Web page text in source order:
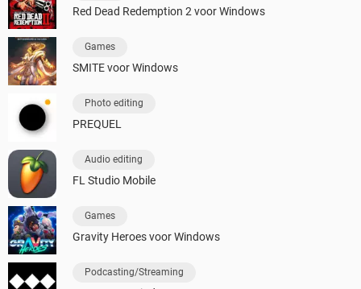
Red Dead Redemption 2 voor Windows
Games
SMITE voor Windows
Photo editing
PREQUEL
Audio editing
FL Studio Mobile
Games
Gravity Heroes voor Windows
Podcasting/Streaming